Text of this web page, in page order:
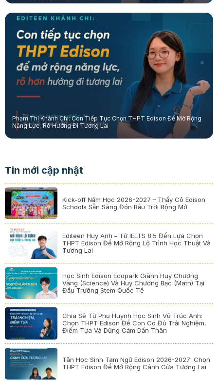
Phạm Thị Khánh Chi: Con Tiếp Tục Chọn THPT Edison Để Mở Rộng
Năng Lực, Rõ Hướng Đi Tương Lai
Tin mới cập nhật
Kick-off Năm Học 2026-2027 – Thầy Cô Edison
Schools Sẵn Sàng Đón Bầu Trời Rộng Mở
Editeen Huy Anh – Từ IELTS 8.5 Đến Lựa Chọn
THPT Edison Để Mở Rộng Lộ Trình Học Thuật Và
Tương Lai
Học Sinh Edison Ecopark Giành Huy Chương
Vàng (Science) Và Huy Chương Bạc (Math) Tại
Đấu Trường Stem Quốc Tế
Chia Sẻ Từ Phụ Huynh Học Sinh Vũ Trúc Anh:
Chọn THPT Edison Để Con Có Đủ Trải Nghiệm,
Điểm Tựa Và Dũng Cảm Dấn Thân
Tân Học Sinh Tam Ngữ Edison 2026-2027: Chọn
THPT Edison Để Mở Rộng Cánh Cửa Tương Lai